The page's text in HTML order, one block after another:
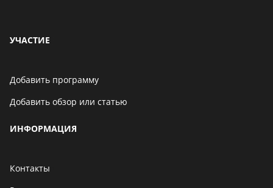
УЧАСТИЕ
Добавить программу
Добавить обзор или статью
ИНФОРМАЦИЯ
Контакты